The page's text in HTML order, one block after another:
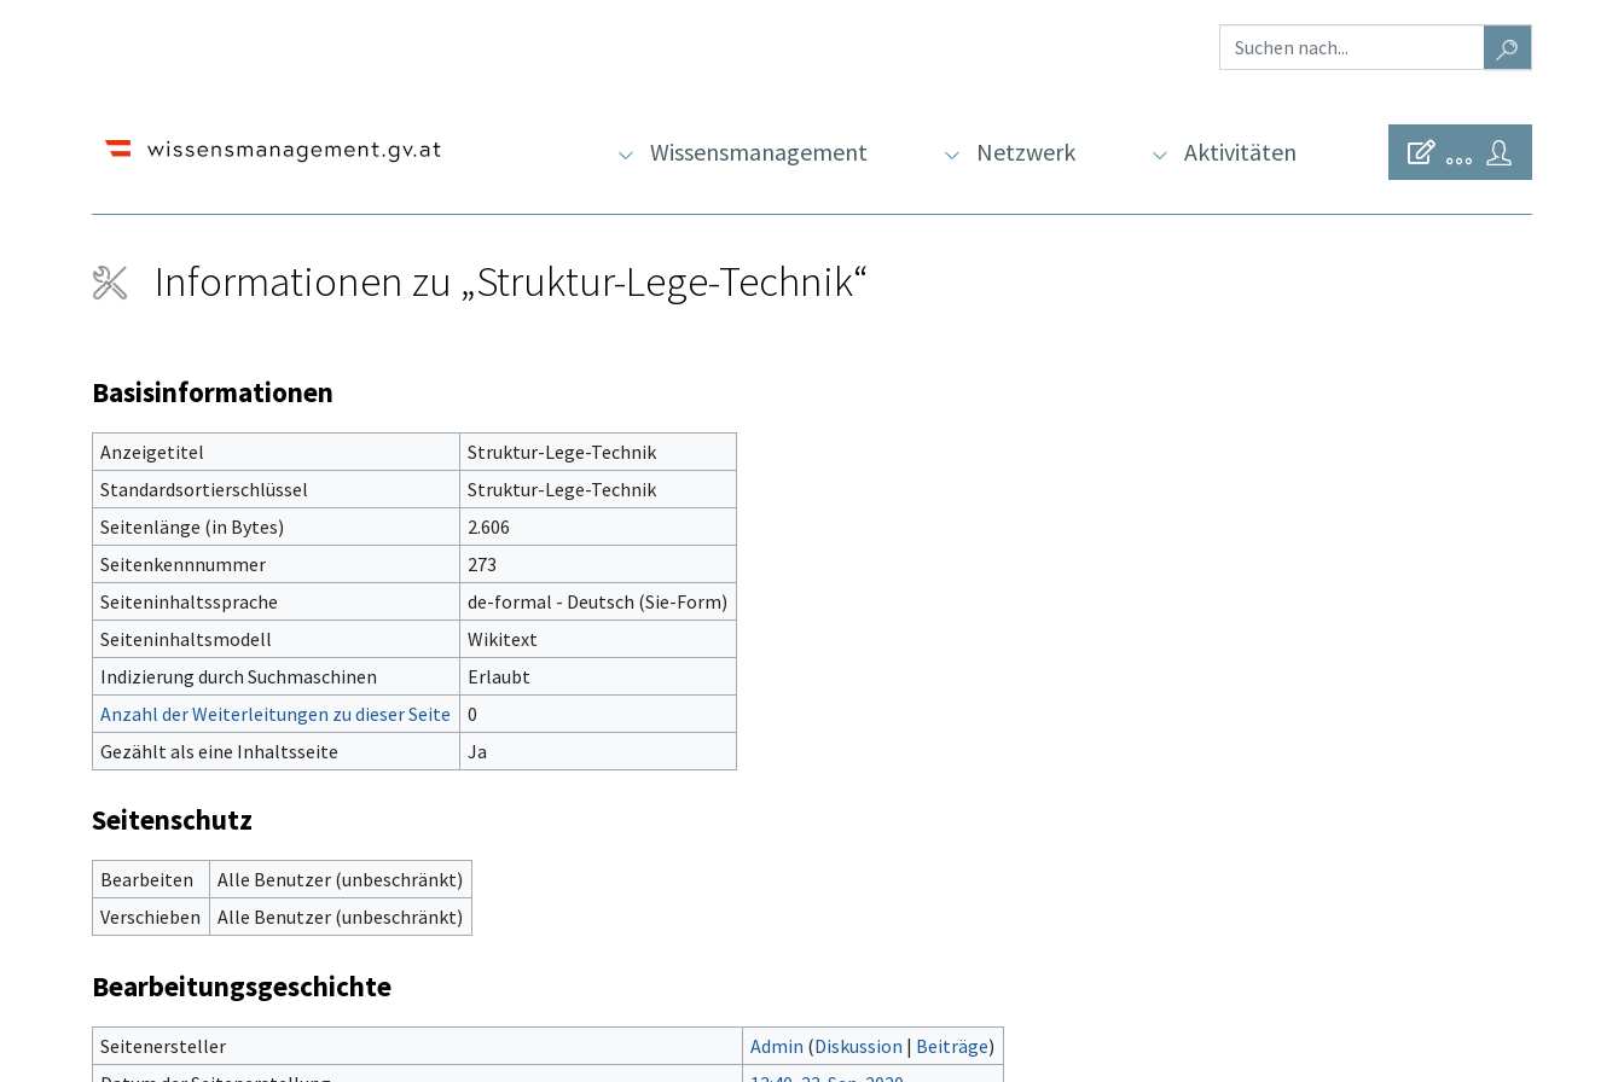
Wissensmanagement Netzwerk Aktivitäten
Informationen zu „Struktur-Lege-Technik“
Wechseln zu: Navigation
Basisinformationen
Anzeigetitel
Struktur-Lege-Technik
Standardsortierschlüssel
Struktur-Lege-Technik
Seitenlänge (in Bytes)
2.606
Seitenkennnummer
273
Seiteninhaltssprache
de-formal - Deutsch (Sie-Form)‎
Seiteninhaltsmodell
Wikitext
Indizierung durch Suchmaschinen
Erlaubt
Anzahl der Weiterleitungen zu dieser Seite
0
Gezählt als eine Inhaltsseite
Ja
Seitenschutz
Bearbeiten
Alle Benutzer (unbeschränkt)
Verschieben
Alle Benutzer (unbeschränkt)
Bearbeitungsgeschichte
Seitenersteller Admin (Diskussion | Beiträge)